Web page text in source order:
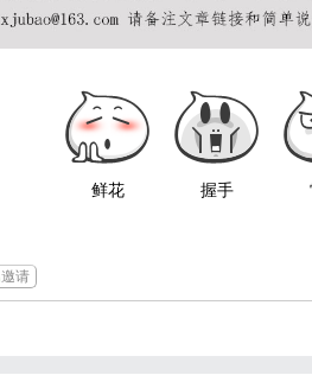
鲜花 握手
邀请